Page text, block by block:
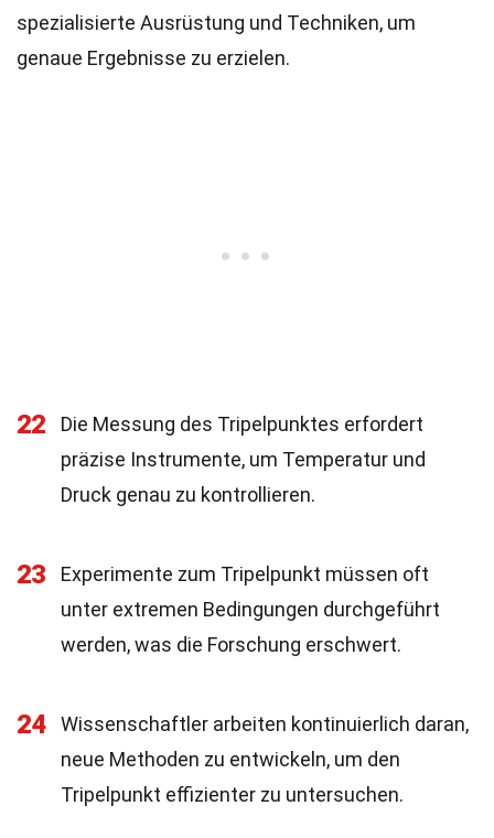
spezialisierte Ausrüstung und Techniken, um
genaue Ergebnisse zu erzielen.
22
Die Messung des Tripelpunktes erfordert
präzise Instrumente, um Temperatur und
Druck genau zu kontrollieren.
23
Experimente zum Tripelpunkt müssen oft
unter extremen Bedingungen durchgeführt
werden, was die Forschung erschwert.
24
Wissenschaftler arbeiten kontinuierlich daran,
neue Methoden zu entwickeln, um den
Tripelpunkt effizienter zu untersuchen.